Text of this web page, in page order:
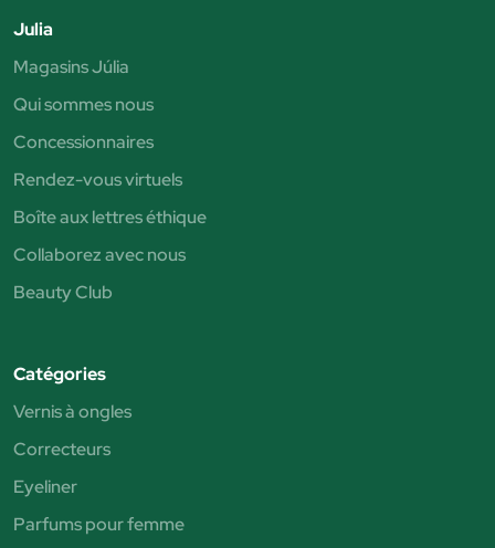
Julia
Magasins Júlia
Qui sommes nous
Concessionnaires
Rendez-vous virtuels
Boîte aux lettres éthique
Collaborez avec nous
Beauty Club
Catégories
Vernis à ongles
Correcteurs
Eyeliner
Parfums pour femme